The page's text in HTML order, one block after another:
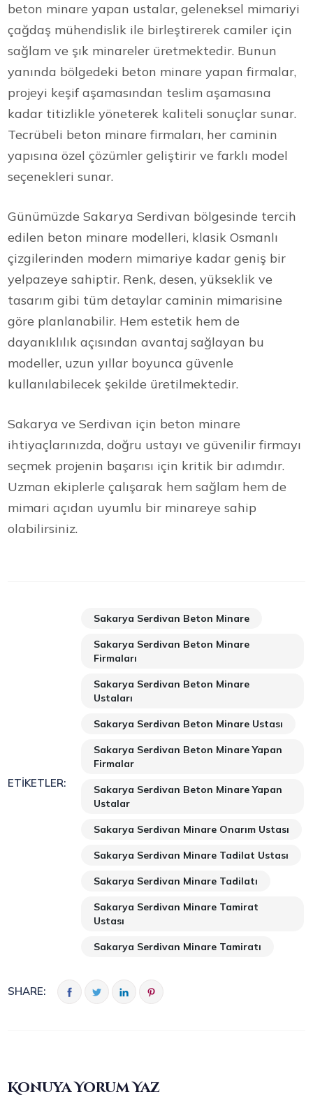
beton minare yapan ustalar, geleneksel mimariyi
çağdaş mühendislik ile birleştirerek camiler için
sağlam ve şık minareler üretmektedir. Bunun
yanında bölgedeki beton minare yapan firmalar,
projeyi keşif aşamasından teslim aşamasına
kadar titizlikle yöneterek kaliteli sonuçlar sunar.
Tecrübeli beton minare firmaları, her caminin
yapısına özel çözümler geliştirir ve farklı model
seçenekleri sunar.
Günümüzde Sakarya Serdivan bölgesinde tercih
edilen beton minare modelleri, klasik Osmanlı
çizgilerinden modern mimariye kadar geniş bir
yelpazeye sahiptir. Renk, desen, yükseklik ve
tasarım gibi tüm detaylar caminin mimarisine
göre planlanabilir. Hem estetik hem de
dayanıklılık açısından avantaj sağlayan bu
modeller, uzun yıllar boyunca güvenle
kullanılabilecek şekilde üretilmektedir.
Sakarya ve Serdivan için beton minare
ihtiyaçlarınızda, doğru ustayı ve güvenilir firmayı
seçmek projenin başarısı için kritik bir adımdır.
Uzman ekiplerle çalışarak hem sağlam hem de
mimari açıdan uyumlu bir minareye sahip
olabilirsiniz.
ETIKETLER:
Sakarya Serdivan Beton Minare
Sakarya Serdivan Beton Minare
Firmaları
Sakarya Serdivan Beton Minare
Ustaları
Sakarya Serdivan Beton Minare Ustası
Sakarya Serdivan Beton Minare Yapan
Firmalar
Sakarya Serdivan Beton Minare Yapan
Ustalar
Sakarya Serdivan Minare Onarım Ustası
Sakarya Serdivan Minare Tadilat Ustası
Sakarya Serdivan Minare Tadilatı
Sakarya Serdivan Minare Tamirat
Ustası
Sakarya Serdivan Minare Tamiratı
SHARE:
Konuya Yorum Yaz